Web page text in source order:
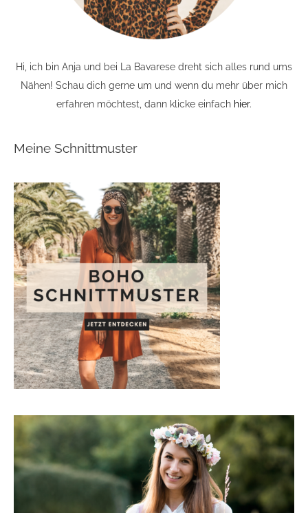
Hi, ich bin Anja und bei La Bavarese dreht sich alles rund ums
Nähen! Schau dich gerne um und wenn du mehr über mich
erfahren möchtest, dann klicke einfach hier.
Meine Schnittmuster